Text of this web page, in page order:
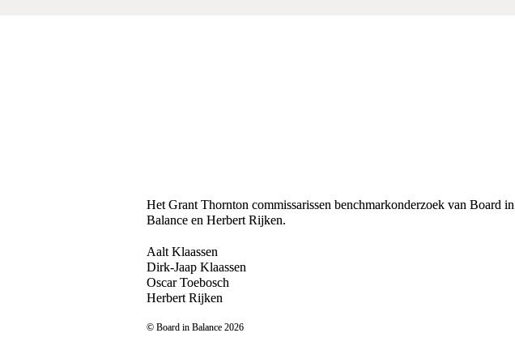
Het Grant Thornton commissarissen benchmarkonderzoek van Board in
Balance en Herbert Rijken.
Aalt Klaassen
Dirk-Jaap Klaassen
Oscar Toebosch
Herbert Rijken
© Board in Balance 2026